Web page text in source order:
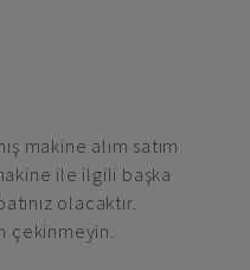
makine alım satım
ile ilgili başka
olacaktır.
çekinmeyin.